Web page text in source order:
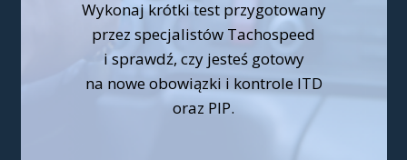
Wykonaj krótki test przygotowany
przez specjalistów Tachospeed
i sprawdź, czy jesteś gotowy
na nowe obowiązki i kontrole ITD
oraz PIP.